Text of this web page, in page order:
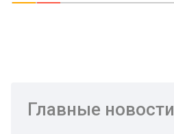
Главные новости